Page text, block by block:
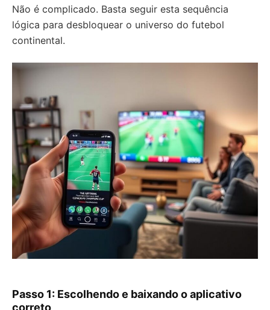
Não é complicado. Basta seguir esta sequência
lógica para desbloquear o universo do futebol
continental.
Passo 1: Escolhendo e baixando o aplicativo
correto